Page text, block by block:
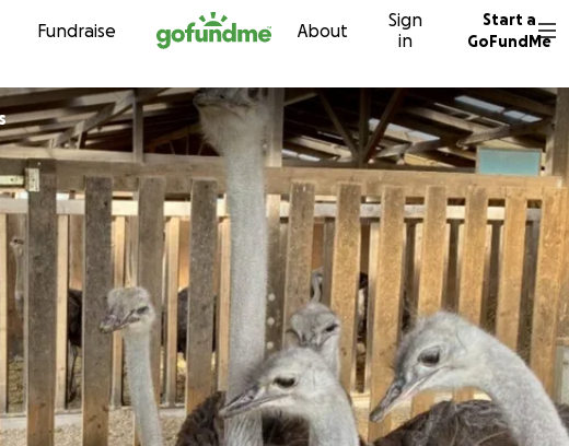
Skip to content
Fundraise About
Sign
in
Start a
GoFundMe